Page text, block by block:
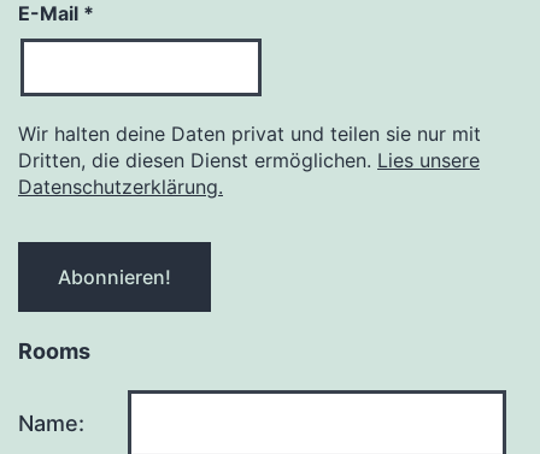
E-Mail *
Wir halten deine Daten privat und teilen sie nur mit
Dritten, die diesen Dienst ermöglichen. Lies unsere
Datenschutzerklärung.
Rooms
Name: